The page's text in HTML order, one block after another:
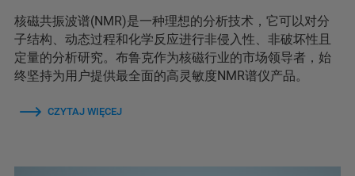
核磁共振波谱(NMR)是一种理想的分析技术，它可以对分
子结构、动态过程和化学反应进行非侵入性、非破坏性且
定量的分析研究。布鲁克作为核磁行业的市场领导者，始
终坚持为用户提供最全面的高灵敏度NMR谱仪产品。
CZYTAJ WIĘCEJ